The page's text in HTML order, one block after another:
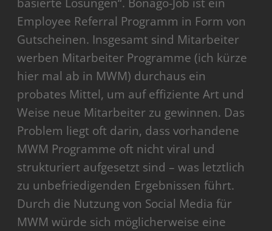
basierte Lösungen“. Bonago-Job ist ein
Employee Referral Programm in Form von
Gutscheinen. Insgesamt sind Mitarbeiter
werben Mitarbeiter Programme (ich kürze
hier mal ab in MWM) durchaus ein
probates Mittel, um auf effiziente Art und
Weise neue Mitarbeiter zu gewinnen. Das
Problem liegt oft darin, dass vorhandene
MWM Programme oft nicht viral und
strukturiert aufgesetzt sind – was letztlich
zu unbefriedigenden Ergebnissen führt.
Durch die Nutzung von Social Media für
MWM würde sich möglicherweise eine